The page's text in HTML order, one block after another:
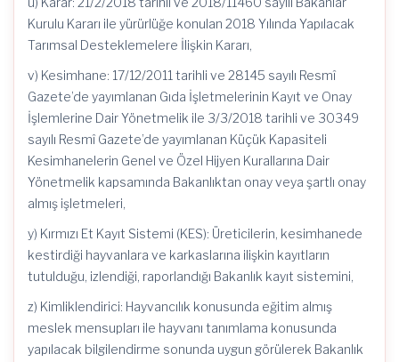
Kurulu Kararı ile yürürlüğe konulan 2018 Yılında Yapılacak
Tarımsal Desteklemelere İlişkin Kararı,
v) Kesimhane: 17/12/2011 tarihli ve 28145 sayılı Resmî
Gazete’de yayımlanan Gıda İşletmelerinin Kayıt ve Onay
İşlemlerine Dair Yönetmelik ile 3/3/2018 tarihli ve 30349
sayılı Resmî Gazete’de yayımlanan Küçük Kapasiteli
Kesimhanelerin Genel ve Özel Hijyen Kurallarına Dair
Yönetmelik kapsamında Bakanlıktan onay veya şartlı onay
almış işletmeleri,
y) Kırmızı Et Kayıt Sistemi (KES): Üreticilerin, kesimhanede
kestirdiği hayvanlara ve karkaslarına ilişkin kayıtların
tutulduğu, izlendiği, raporlandığı Bakanlık kayıt sistemini,
z) Kimliklendirici: Hayvancılık konusunda eğitim almış
meslek mensupları ile hayvanı tanımlama konusunda
yapılacak bilgilendirme sonunda uygun görülerek Bakanlık